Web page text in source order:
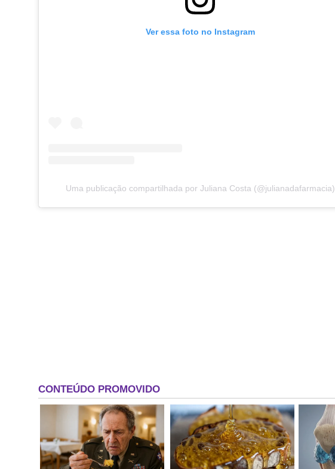
Ver essa foto no Instagram
Uma publicação compartilhada por Juliana Costa (@julianadafarmacia)